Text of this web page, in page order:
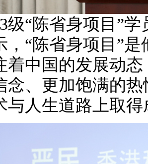
“陈省身项目”学
，“陈省身项目”
着中国的发展动
念、更加饱满的
与人生道路上取得